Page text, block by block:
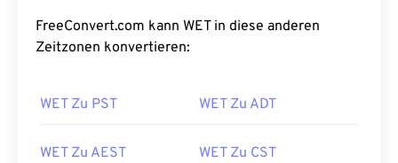
FreeConvert.com kann WET in diese anderen
Zeitzonen konvertieren:
WET Zu PST WET Zu ADT
WET Zu AEST WET Zu CST